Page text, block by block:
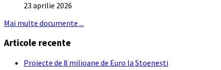
23 aprilie 2026
Mai multe documente ...
Articole recente
Proiecte de 8 milioane de Euro la Stoenești